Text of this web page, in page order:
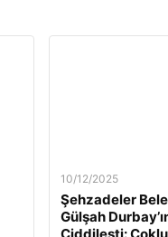
10/12/2025
Şehzadeler
Gülşah